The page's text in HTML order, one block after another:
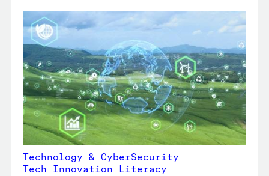
Technology & CyberSecurity
Tech Innovation Literacy